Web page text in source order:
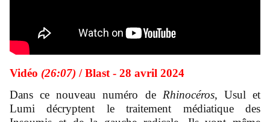
Vidéo (26:07) / Blast - 28 avril 2024
Dans ce nouveau numéro de Rhinocéros, Usul et
Lumi décryptent le traitement médiatique des